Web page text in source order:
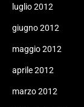
luglio 2012
giugno 2012
maggio 2012
aprile 2012
marzo 2012